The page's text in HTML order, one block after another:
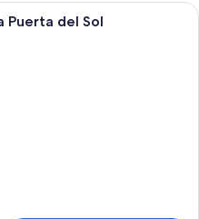
Puerta del Sol